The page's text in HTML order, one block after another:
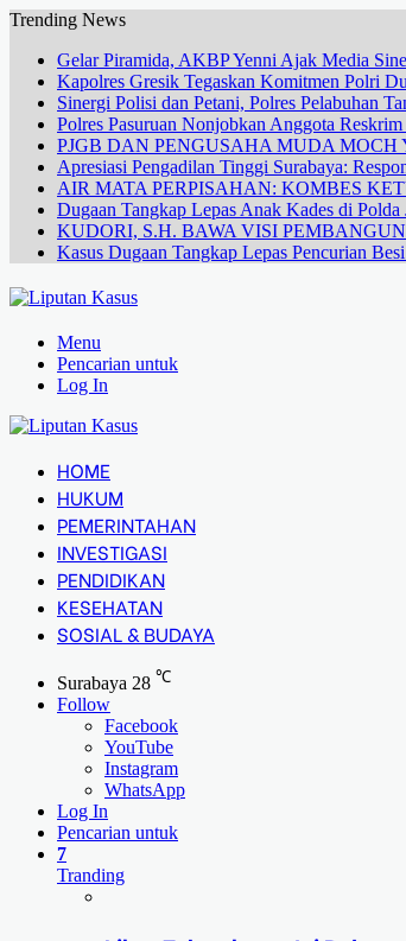
Trending News
Gelar Piramida, AKBP Yenni Ajak Media
Kapolres Gresik Tegaskan Komitmen Polri
Sinergi Polisi dan Petani, Polres Pelabuhan
Polres Pasuruan Nonjobkan Anggota
PJGB DAN PENGUSAHA MUDA
Apresiasi Pengadilan Tinggi Surabaya:
AIR MATA PERPISAHAN: KOMBES
Dugaan Tangkap Lepas Anak Kades di
KUDORI, S.H. BAWA VISI
Kasus Dugaan Tangkap Lepas Pencurian
Menu
Pencarian untuk
Log In
HOME
HUKUM
PEMERINTAHAN
INVESTIGASI
PENDIDIKAN
KESEHATAN
SOSIAL & BUDAYA
Surabaya 28 ℃
Follow
Facebook
YouTube
Instagram
WhatsApp
Log In
Pencarian untuk
7
Tranding